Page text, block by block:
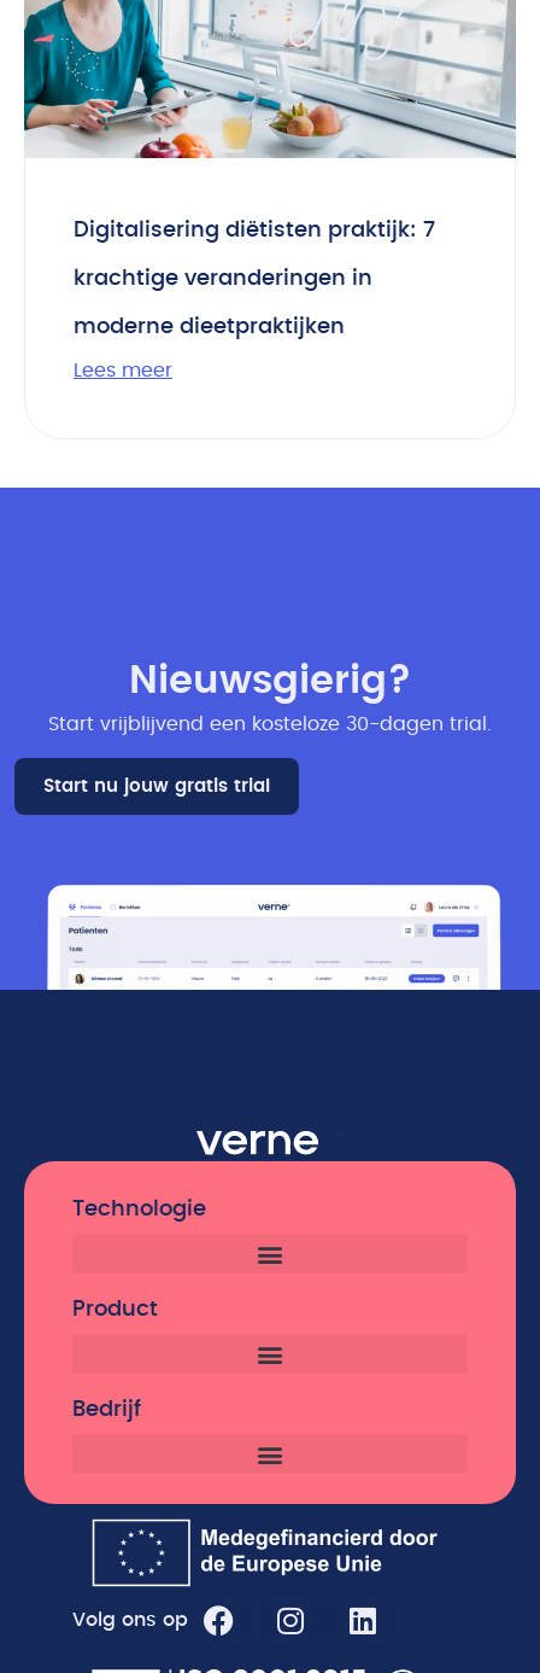
Digitalisering diëtisten praktijk: 7
krachtige veranderingen in
moderne dieetpraktijken
Lees meer
Nieuwsgierig?
Start vrijblijvend een kosteloze 30-dagen trial​.
Start nu jouw gratis trial
Technologie
Product
Bedrijf
Volg ons op